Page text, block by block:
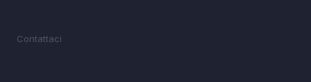
Contattaci